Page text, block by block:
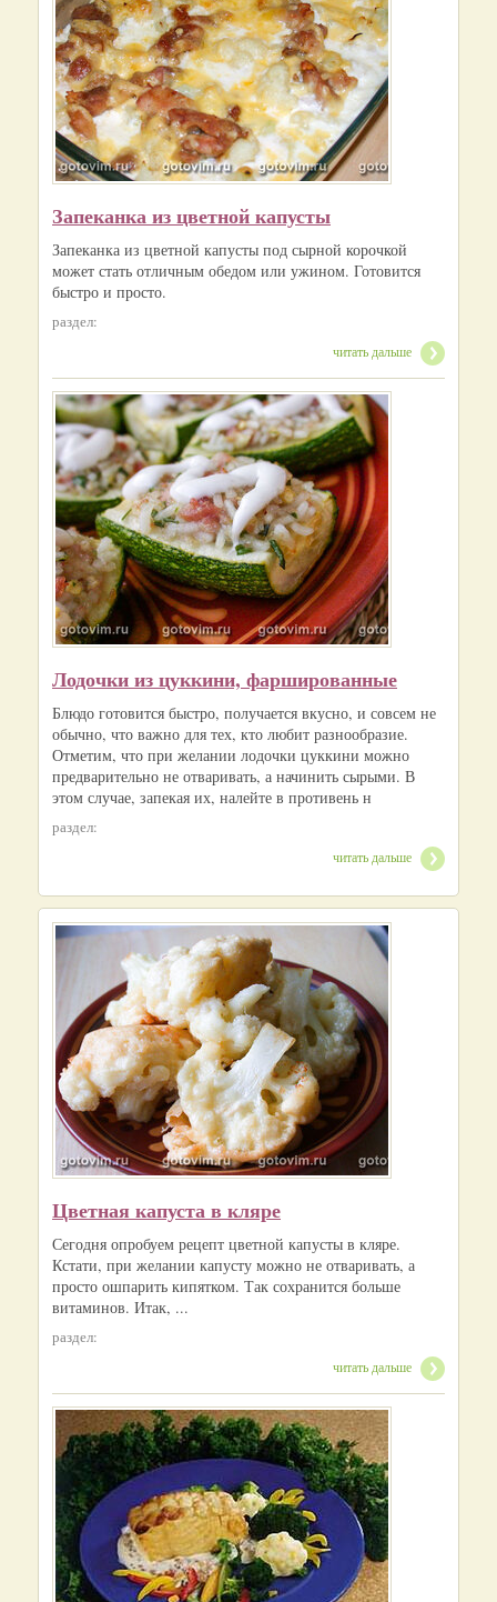
Запеканка из цветной капусты
Запеканка из цветной капусты под сырной корочкой
может стать отличным обедом или ужином. Готовится
быстро и просто.
раздел:
читать дальше
Лодочки из цуккини, фаршированные
Блюдо готовится быстро, получается вкусно, и совсем не
обычно, что важно для тех, кто любит разнообразие.
Отметим, что при желании лодочки цуккини можно
предварительно не отваривать, а начинить сырыми. В
этом случае, запекая их, налейте в противень н
раздел:
читать дальше
Цветная капуста в кляре
Сегодня опробуем рецепт цветной капусты в кляре.
Кстати, при желании капусту можно не отваривать, а
просто ошпарить кипятком. Так сохранится больше
витаминов. Итак, ...
раздел:
читать дальше